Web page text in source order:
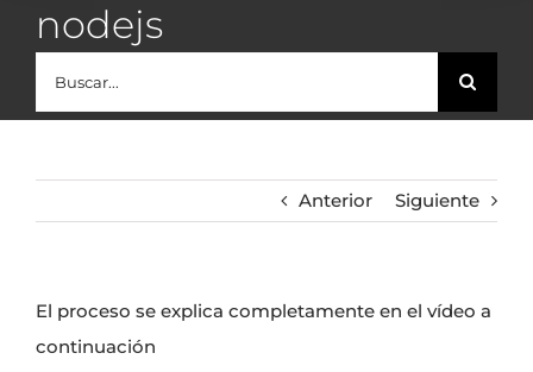
nodejs
Anterior Siguiente
El proceso se explica completamente en el vídeo a
continuación